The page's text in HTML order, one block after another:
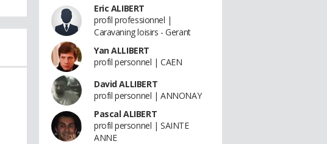
Eric ALIBERT
profil professionnel |
Caravaning loisirs - Gerant
Yan ALLIBERT
profil personnel | CAEN
David ALLIBERT
profil personnel | ANNONAY
Pascal ALIBERT
profil personnel | SAINTE
ANNE